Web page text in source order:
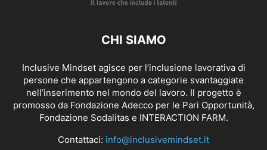
CHI SIAMO
Inclusive Mindset agisce per l’inclusione lavorativa di
persone che appartengono a categorie svantaggiate
nell’inserimento nel mondo del lavoro. Il progetto è
promosso da Fondazione Adecco per le Pari Opportunità,
Fondazione Sodalitas e INTERACTION FARM.
Contattaci: info@inclusivemindset.it